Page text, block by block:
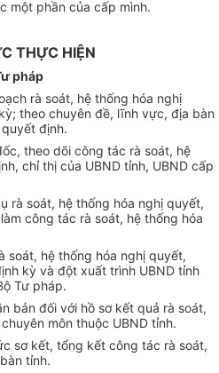
một phần của cấp mình.
THỰC HIỆN
pháp
rà soát, hệ thống hóa nghị
theo chuyên đề, lĩnh vực, địa bàn
định.
theo dõi công tác rà soát, hệ
chỉ thị của UBND tỉnh, UBND cấp
rà soát, hệ thống hóa nghị quyết,
công tác rà soát, hệ thống hóa
soát, hệ thống hóa nghị quyết,
kỳ và đột xuất trình UBND tỉnh
Tư pháp.
bản đối với hồ sơ kết quả rà soát,
môn thuộc UBND tỉnh.
sơ kết, tổng kết công tác rà soát,
tỉnh.